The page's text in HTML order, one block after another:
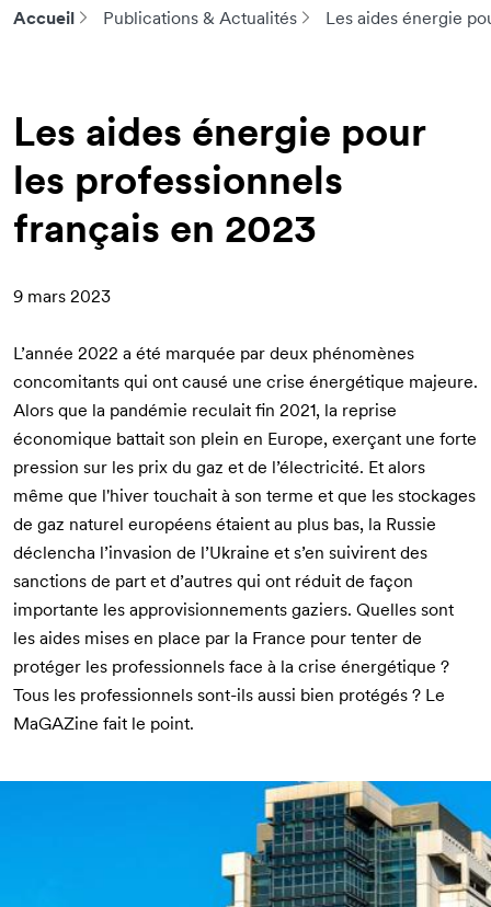
Accueil Publications & Actualités Les aides énergie
Les aides énergie pour
les professionnels
français en 2023
9 mars 2023
L’année 2022 a été marquée par deux phénomènes
concomitants qui ont causé une crise énergétique majeure.
Alors que la pandémie reculait fin 2021, la reprise
économique battait son plein en Europe, exerçant une forte
pression sur les prix du gaz et de l’électricité. Et alors
même que l'hiver touchait à son terme et que les stockages
de gaz naturel européens étaient au plus bas, la Russie
déclencha l’invasion de l’Ukraine et s’en suivirent des
sanctions de part et d’autres qui ont réduit de façon
importante les approvisionnements gaziers. Quelles sont
les aides mises en place par la France pour tenter de
protéger les professionnels face à la crise énergétique ?
Tous les professionnels sont-ils aussi bien protégés ? Le
MaGAZine fait le point.